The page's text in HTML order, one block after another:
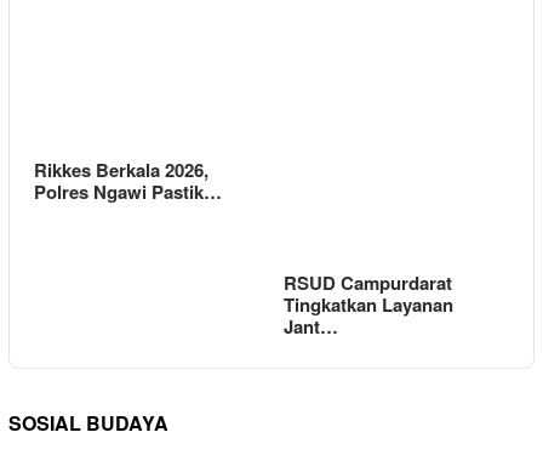
Rikkes Berkala 2026,
Polres Ngawi Pastik…
RSUD Campurdarat
Tingkatkan Layanan
Jant…
SOSIAL BUDAYA